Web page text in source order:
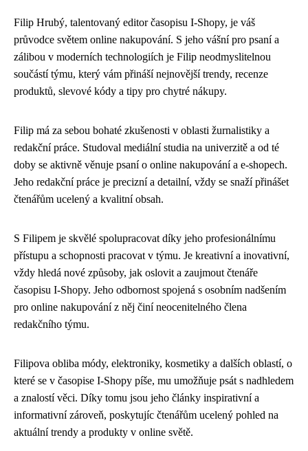
Filip Hrubý, talentovaný editor časopisu I-Shopy, je váš
průvodce světem online nakupování. S jeho vášní pro psaní a
zálibou v moderních technologiích je Filip neodmyslitelnou
součástí týmu, který vám přináší nejnovější trendy, recenze
produktů, slevové kódy a tipy pro chytré nákupy.
Filip má za sebou bohaté zkušenosti v oblasti žurnalistiky a
redakční práce. Studoval mediální studia na univerzitě a od té
doby se aktivně věnuje psaní o online nakupování a e-shopech.
Jeho redakční práce je precizní a detailní, vždy se snaží přinášet
čtenářům ucelený a kvalitní obsah.
S Filipem je skvělé spolupracovat díky jeho profesionálnímu
přístupu a schopnosti pracovat v týmu. Je kreativní a inovativní,
vždy hledá nové způsoby, jak oslovit a zaujmout čtenáře
časopisu I-Shopy. Jeho odbornost spojená s osobním nadšením
pro online nakupování z něj činí neocenitelného člena
redakčního týmu.
Filipova obliba módy, elektroniky, kosmetiky a dalších oblastí, o
které se v časopise I-Shopy píše, mu umožňuje psát s nadhledem
a znalostí věci. Díky tomu jsou jeho články inspirativní a
informativní zároveň, poskytujíc čtenářům ucelený pohled na
aktuální trendy a produkty v online světě.